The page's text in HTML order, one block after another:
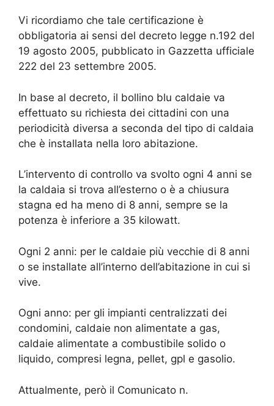
Vi ricordiamo che tale certificazione è
obbligatoria ai sensi del decreto legge n.192 del
19 agosto 2005, pubblicato in Gazzetta ufficiale
222 del 23 settembre 2005.
In base al decreto, il bollino blu caldaie va
effettuato su richiesta dei cittadini con una
periodicità diversa a seconda del tipo di caldaia
che è installata nella loro abitazione.
L’intervento di controllo va svolto ogni 4 anni se
la caldaia si trova all’esterno o è a chiusura
stagna ed ha meno di 8 anni, sempre se la
potenza è inferiore a 35 kilowatt.
Ogni 2 anni: per le caldaie più vecchie di 8 anni
o se installate all’interno dell’abitazione in cui si
vive.
Ogni anno: per gli impianti centralizzati dei
condomini, caldaie non alimentate a gas,
caldaie alimentate a combustibile solido o
liquido, compresi legna, pellet, gpl e gasolio.
Attualmente, però il Comunicato n.